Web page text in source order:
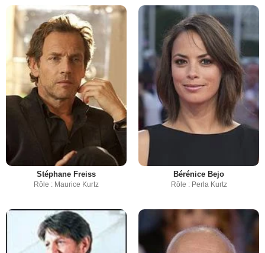
Stéphane Freiss
Rôle : Maurice Kurtz
Bérénice Bejo
Rôle : Perla Kurtz